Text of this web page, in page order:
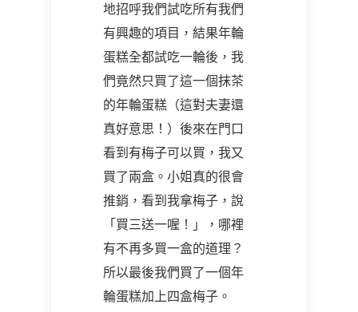
地招呼我們試吃所有我們
有興趣的項目，結果年輪
蛋糕全都試吃一輪後，我
們竟然只買了這一個抹茶
的年輪蛋糕（這對夫妻還
真好意思！）後來在門口
看到有梅子可以買，我又
買了兩盒。小姐真的很會
推銷，看到我拿梅子，說
「買三送一喔！」，哪裡
有不再多買一盒的道理？
所以最後我們買了一個年
輪蛋糕加上四盒梅子。